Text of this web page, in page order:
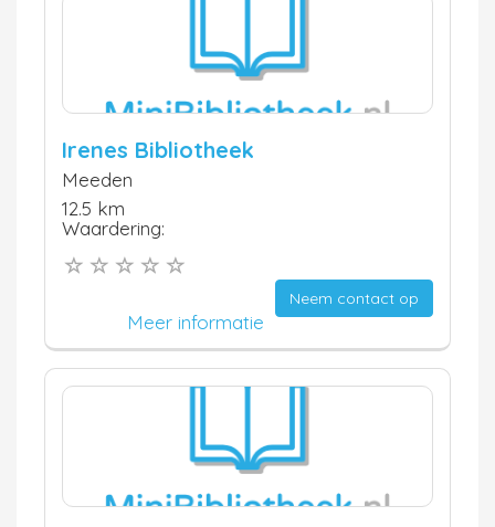
Irenes Bibliotheek
Meeden
12.5 km
Waardering:
Neem contact op
Meer informatie